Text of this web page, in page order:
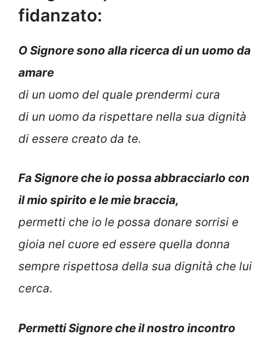
fidanzato:
O Signore sono alla ricerca di un uomo da
amare
di un uomo del quale prendermi cura
di un uomo da rispettare nella sua dignità
di essere creato da te.
Fa Signore che io possa abbracciarlo con
il mio spirito e le mie braccia,
permetti che io le possa donare sorrisi e
gioia nel cuore ed essere quella donna
sempre rispettosa della sua dignità che lui
cerca.
Permetti Signore che il nostro incontro